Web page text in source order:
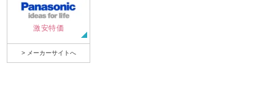
激安特価
> メーカーサイトへ